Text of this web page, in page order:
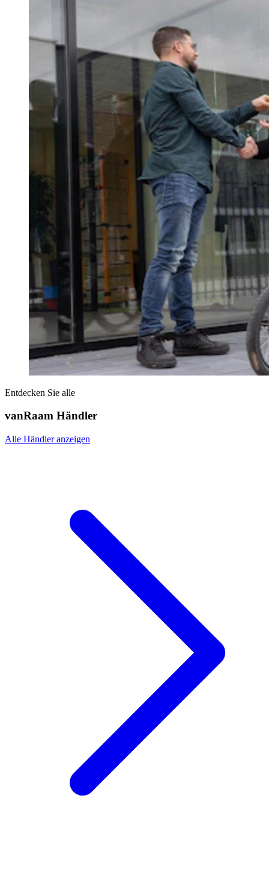
Entdecken Sie alle
vanRaam Händler
Alle Händler anzeigen